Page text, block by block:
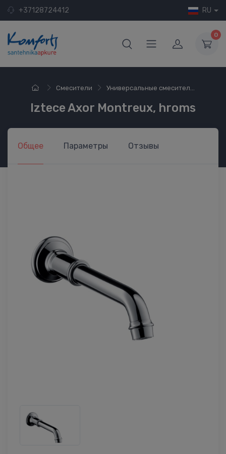
+37128724412 RU
0
Смесители Универсальные смесител...
Iztece Axor Montreux, hroms
Общее Параметры Отзывы